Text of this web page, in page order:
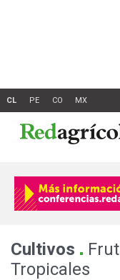
Cultivos .
Tropicales